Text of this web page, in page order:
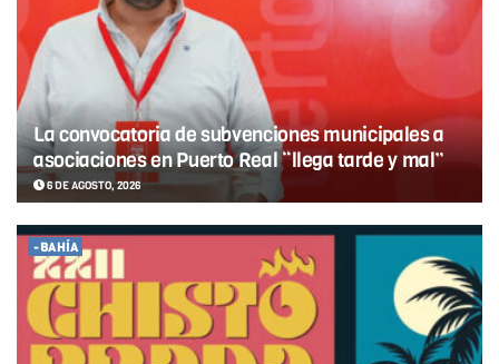
La convocatoria de subvenciones municipales a
asociaciones en Puerto Real “llega tarde y mal”
6 DE AGOSTO, 2026
-BAHÍA